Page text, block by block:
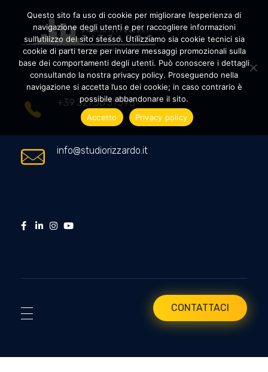
Amministrazioni Rizzardo
+39 327.36.31.598
info@studiorizzardo.it
CONTATTACI
Questo sito fa uso di cookie per migliorare l’esperienza di
navigazione degli utenti e per raccogliere informazioni
sull’utilizzo del sito stesso. Utilizziamo sia cookie tecnici sia
cookie di parti terze per inviare messaggi promozionali sulla
base dei comportamenti degli utenti. Può conoscere i dettagli
consultando la nostra privacy policy. Proseguendo nella
navigazione si accetta l’uso dei cookie; in caso contrario è
possibile abbandonare il sito.
Accetto
Privacy policy